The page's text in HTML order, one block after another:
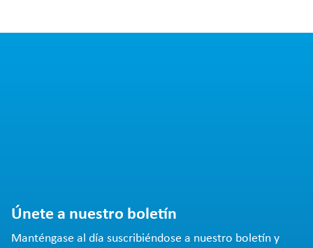
Únete a nuestro boletín
Manténgase al día suscribiéndose a nuestro boletín y